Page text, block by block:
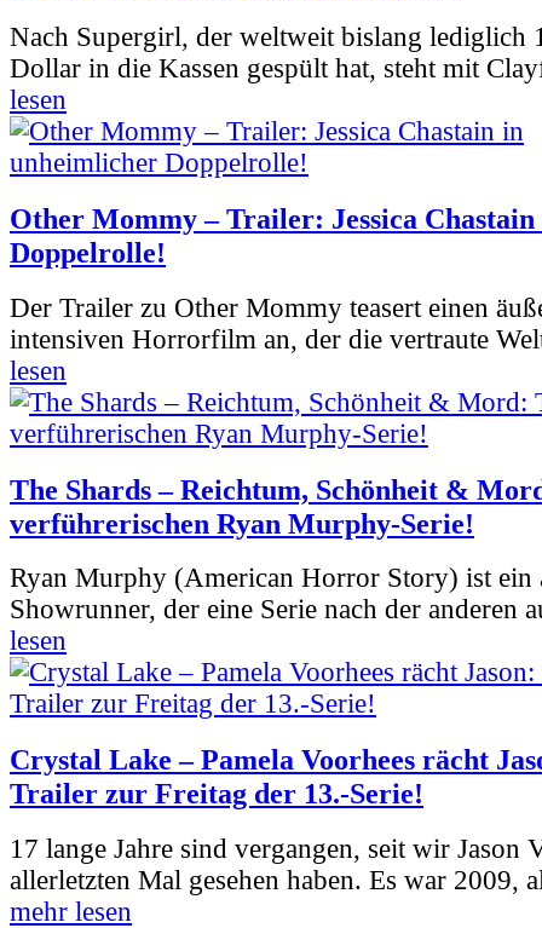
Nach Supergirl, der weltweit bislang lediglich
Dollar in die Kassen gespült hat, steht mit
lesen
Other Mommy – Trailer: Jessica
Doppelrolle!
Der Trailer zu Other Mommy teasert einen
intensiven Horrorfilm an, der die vertraute
lesen
The Shards – Reichtum, Schönheit &
verführerischen Ryan Murphy-Serie!
Ryan Murphy (American Horror Story) ist ein
Showrunner, der eine Serie nach der anderen
lesen
Crystal Lake – Pamela Voorhees rächt
Trailer zur Freitag der 13.-Serie!
17 lange Jahre sind vergangen, seit wir Jason
allerletzten Mal gesehen haben. Es war 2009,
mehr lesen